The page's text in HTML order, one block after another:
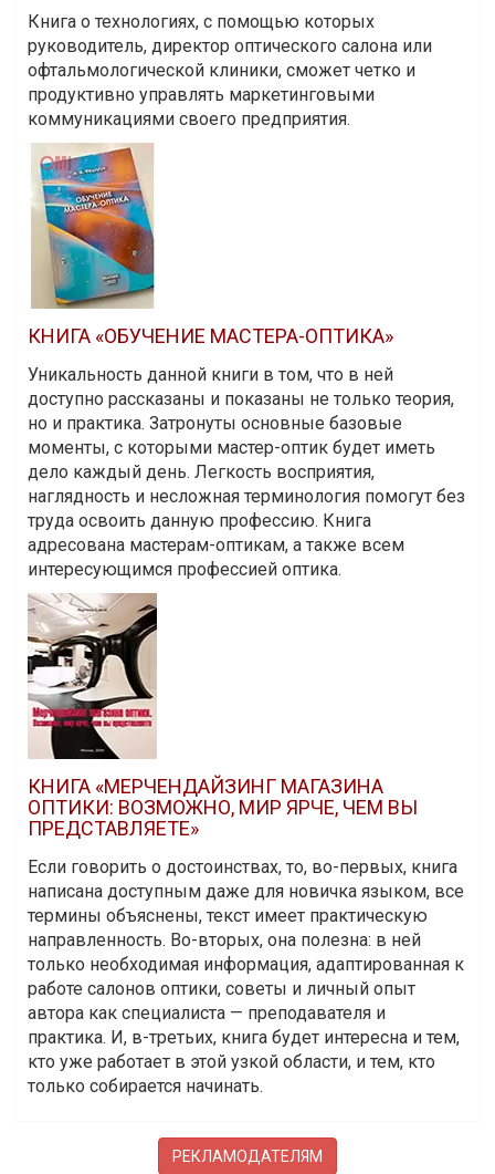
Книга о технологиях, с помощью которых
руководитель, директор оптического салона или
офтальмологической клиники, сможет четко и
продуктивно управлять маркетинговыми
коммуникациями своего предприятия.
КНИГА «ОБУЧЕНИЕ МАСТЕРА-ОПТИКА»
Уникальность данной книги в том, что в ней
доступно рассказаны и показаны не только теория,
но и практика. Затронуты основные базовые
моменты, с которыми мастер-оптик будет иметь
дело каждый день. Легкость восприятия,
наглядность и несложная терминология помогут без
труда освоить данную профессию. Книга
адресована мастерам-оптикам, а также всем
интересующимся профессией оптика.
КНИГА «МЕРЧЕНДАЙЗИНГ МАГАЗИНА
ОПТИКИ: ВОЗМОЖНО, МИР ЯРЧЕ, ЧЕМ ВЫ
ПРЕДСТАВЛЯЕТЕ»
Если говорить о достоинствах, то, во-первых, книга
написана доступным даже для новичка языком, все
термины объяснены, текст имеет практическую
направленность. Во-вторых, она полезна: в ней
только необходимая информация, адаптированная к
работе салонов оптики, советы и личный опыт
автора как специалиста — преподавателя и
практика. И, в-третьих, книга будет интересна и тем,
кто уже работает в этой узкой области, и тем, кто
только собирается начинать.
РЕКЛАМОДАТЕЛЯМ